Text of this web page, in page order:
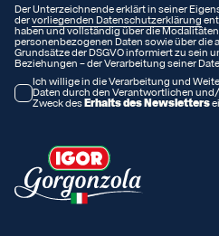
Der Unterzeichnende erklärt in seiner
dervorliegenden Datenschutzerklärung
haben und vollständig über die
personenbezogenen Daten sowie über die
Grundsätze der DSGVO informiert zu sein
Beziehungen – der Verarbeitung seiner
Ich willige in die Verarbeitung und
Daten durch den Verantwortlichen
Zweck desErhalts des Newsletters